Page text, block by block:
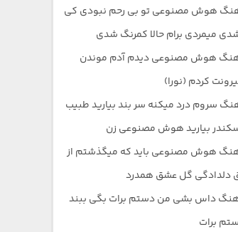
هوش مصنوعی تو بی رحم نبودی کی
میمردی برام حالا کمرنگ شدی
هوش مصنوعی دیدم آدم موندن
کردم (نورا)
سروم درد میکنه سر بند بیارید طبیب
بیارید هوش مصنوعی زن
هوش مصنوعی باید که میگذشتم از
دلدادگی گل عشق همدرد
داس بشی من دستم برات بگی ببند
برات